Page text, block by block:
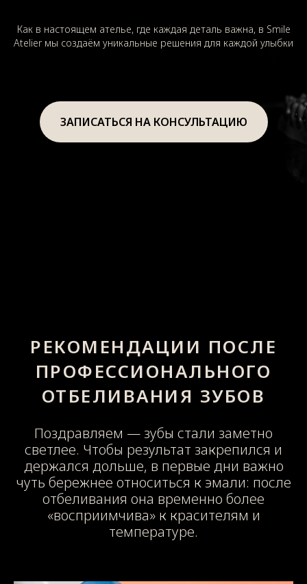
Как в настоящем ателье, где каждая деталь важна, в Smile
Atelier мы создаём уникальные решения для каждой улыбки
ЗАПИСАТЬСЯ НА КОНСУЛЬТАЦИЮ
РЕКОМЕНДАЦИИ ПОСЛЕ
ПРОФЕССИОНАЛЬНОГО
ОТБЕЛИВАНИЯ ЗУБОВ
Поздравляем — зубы стали заметно
светлее. Чтобы результат закрепился и
держался дольше, в первые дни важно
чуть бережнее относиться к эмали: после
отбеливания она временно более
«восприимчива» к красителям и
температуре.